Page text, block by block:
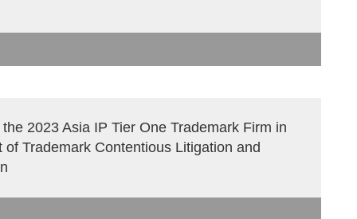
2023 Asia IP Tier One Trademark Firm in
of Trademark Contentious Litigation and